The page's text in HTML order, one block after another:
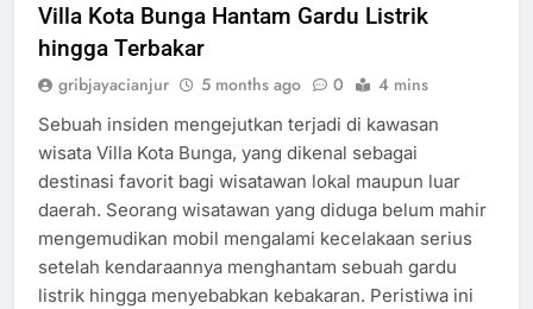
Villa Kota Bunga Hantam Gardu Listrik
hingga Terbakar
gribjayacianjur 5 months ago 0 4 mins
Sebuah insiden mengejutkan terjadi di kawasan
wisata Villa Kota Bunga, yang dikenal sebagai
destinasi favorit bagi wisatawan lokal maupun luar
daerah. Seorang wisatawan yang diduga belum mahir
mengemudikan mobil mengalami kecelakaan serius
setelah kendaraannya menghantam sebuah gardu
listrik hingga menyebabkan kebakaran. Peristiwa ini